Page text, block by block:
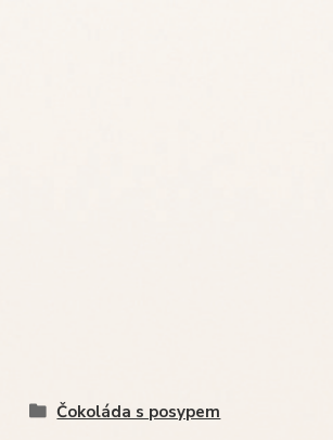
Čokoláda s posypem